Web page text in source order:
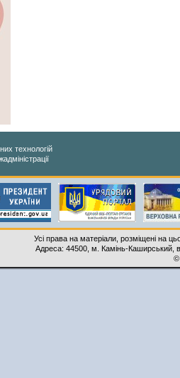
технологій
Усі права на матеріали, розміщені на
Адреса: 44500, м. Камінь-Каширський,
©